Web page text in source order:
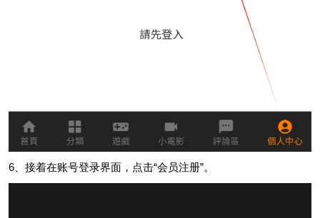
6、接着在账号登录界面，点击“会员注册”。